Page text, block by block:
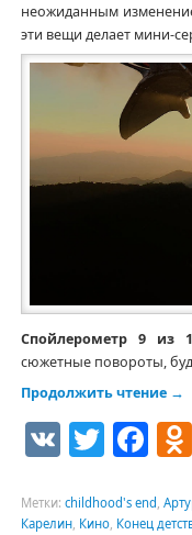
неожиданным
эти вещи делает мини-
Спойлерометр 9 из
сюжетные повороты,
Продолжить чтение →
VK
Метки: childhood's end,
Карелин, Кино, Конец